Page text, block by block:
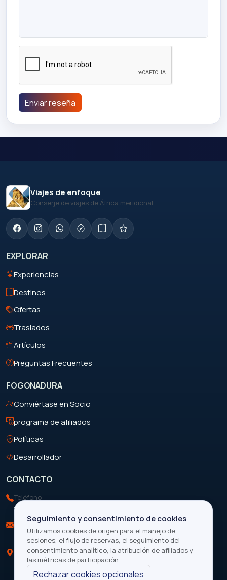
Enviar reseña
Viajes de enfoque
Conserje de viajes de África meridional
EXPLORAR
Experiencias
Destinos
Ofertas
Traslados
Artículos
Preguntas Frecuentes
FOGONADURA
Conviértase en Socio
programa de afiliados
Políticas
Desarrollador
CONTACTO
Teléfono
+263 713 199 088
Correo electrónico
info@focustravelandtours.com
Ubicación
Cataratas Victoria, Zimbabue
Seguimiento y consentimiento de cookies
Utilizamos cookies de origen para el manejo de
sesiones, el flujo de reservas, el seguimiento del
consentimiento analítico, la atribución de afiliados y
las métricas de participación.
Rechazar cookies opcionales